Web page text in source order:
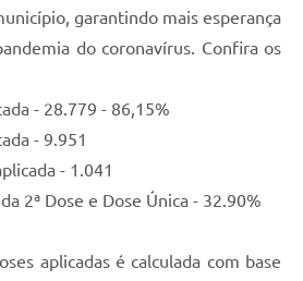
garantindo mais esperança
do coronavírus. Confira os
- 28.779 - 86,15%
- 9.951
- 1.041
2ª Dose e Dose Única - 32.90%
aplicadas é calculada com base